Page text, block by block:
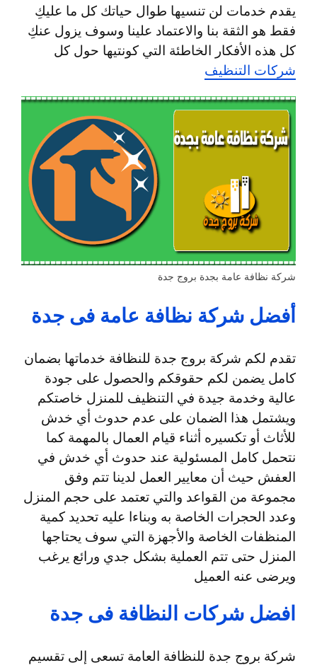
يقدم خدمات لن تنسيها طوال حياتك كل ما عليكِ
فقط هو الثقة بنا والاعتماد علينا وسوف يزول عنكِ
كل هذه الأفكار الخاطئة التي كونتيها حول كل
شركات التنظيف
شركة نظافة عامة بجدة بروج جدة
أفضل شركة نظافة عامة فى جدة
تقدم لكم شركة بروج جدة للنظافة خدماتها بضمان
كامل يضمن لكم حقوقكم والحصول على جودة
عالية وخدمة جيدة في التنظيف للمنزل خاصتكم
ويشتمل هذا الضمان على عدم حدوث أي خدش
للأثاث أو تكسيره أثناء قيام العمال بالمهمة كما
نتحمل كامل المسئولية عند حدوث أي خدش في
العفش حيث أن معايير العمل لدينا تتم وفق
مجموعة من القواعد والتي تعتمد على حجم المنزل
وعدد الحجرات الخاصة به وبناءا عليه تحديد كمية
المنظفات الخاصة والأجهزة التي سوف يحتاجها
المنزل حتى تتم العملية بشكل جدي ورائع يرغب
ويرضى عنه العميل
افضل شركات النظافة فى جدة
شركة بروج جدة للنظافة العامة تسعى إلى تقسيم